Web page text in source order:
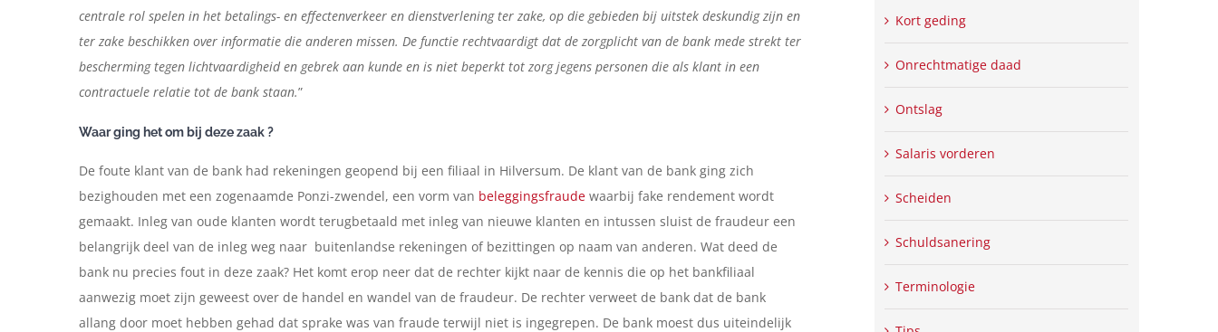
centrale rol spelen in het betalings- en effectenverkeer en dienstverlening ter zake, op die gebieden bij uitstek deskundig zijn en
ter zake beschikken over informatie die anderen missen. De functie rechtvaardigt dat de zorgplicht van de bank mede strekt ter
bescherming tegen lichtvaardigheid en gebrek aan kunde en is niet beperkt tot zorg jegens personen die als klant in een
contractuele relatie tot de bank staan.”
Waar ging het om bij deze zaak ?
De foute klant van de bank had rekeningen geopend bij een filiaal in Hilversum. De klant van de bank ging zich
bezighouden met een zogenaamde Ponzi-zwendel, een vorm van beleggingsfraude waarbij fake rendement wordt
gemaakt. Inleg van oude klanten wordt terugbetaald met inleg van nieuwe klanten en intussen sluist de fraudeur een
belangrijk deel van de inleg weg naar buitenlandse rekeningen of bezittingen op naam van anderen. Wat deed de
bank nu precies fout in deze zaak? Het komt erop neer dat de rechter kijkt naar de kennis die op het bankfiliaal
aanwezig moet zijn geweest over de handel en wandel van de fraudeur. De rechter verweet de bank dat de bank
allang door moet hebben gehad dat sprake was van fraude terwijl niet is ingegrepen. De bank moest dus uiteindelijk
Kort geding
Onrechtmatige daad
Ontslag
Salaris vorderen
Scheiden
Schuldsanering
Terminologie